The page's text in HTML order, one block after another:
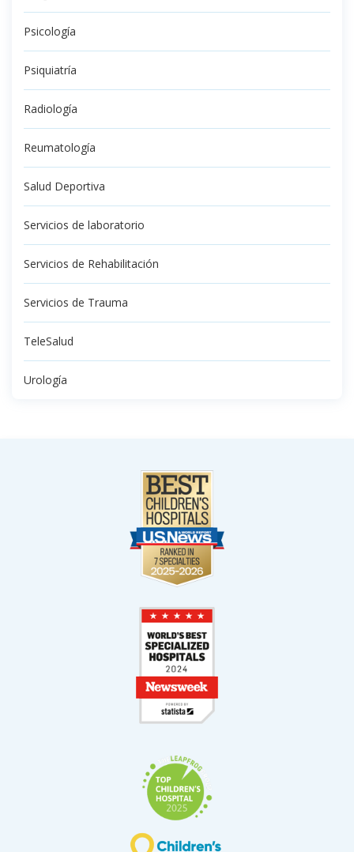
Psicología
Psiquiatría
Radiología
Reumatología
Salud Deportiva
Servicios de laboratorio
Servicios de Rehabilitación
Servicios de Trauma
TeleSalud
Urología